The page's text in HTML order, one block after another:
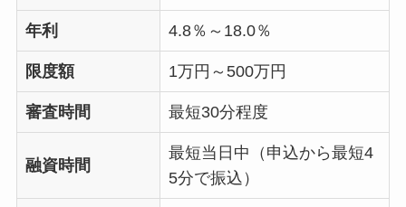
年利 4.8％～18.0％
限度額 1万円～500万円
審査時間 最短30分程度
融資時間
最短当日中（申込から最短4
5分で振込）